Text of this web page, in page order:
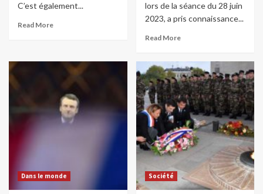
C’est également...
Read More
lors de la séance du 28 juin
2023, a pris connaissance...
Read More
Dans le monde Société